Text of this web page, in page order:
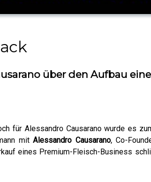
über den Aufbau
für Alessandro Causarano wurde es
mitAlessandro Causarano, Co-
eines Premium-Fleisch-Business